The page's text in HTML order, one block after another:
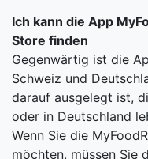
Ich kann die App
Store finden
Gegenwärtig ist die
Schweiz und
darauf ausgelegt ist,
oder in Deutschland
Wenn Sie die
möchten, müssen Sie